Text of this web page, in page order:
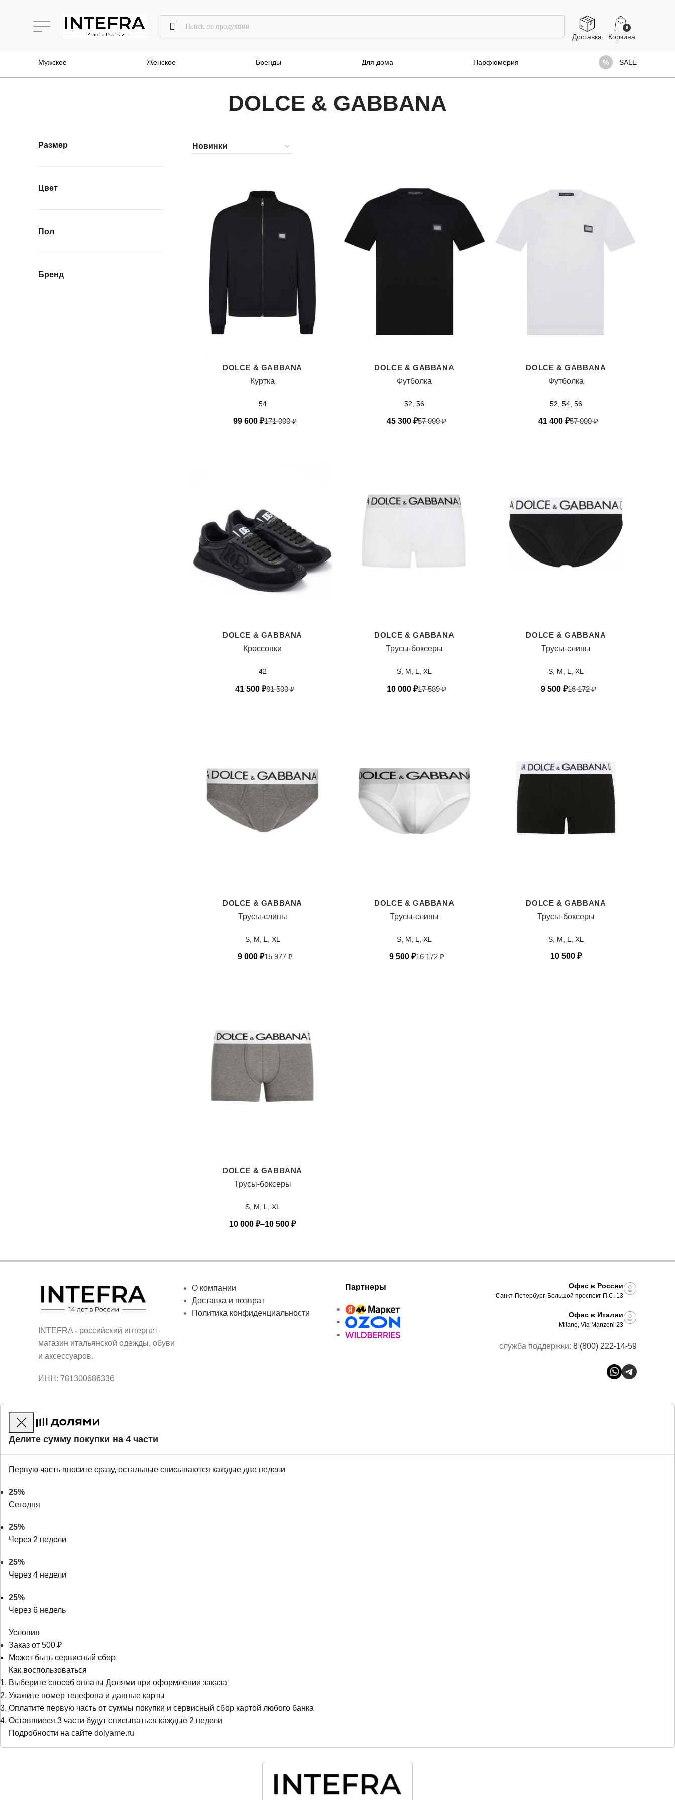
Доставка
0
Мужское Женское Бренды Для дома Парфюмерия SALE
DOLCE & GABBANA
Размер
Цвет
Пол
Бренд
DOLCE & GABBANA
Куртка
54
99 600₽171 000₽
DOLCE & GABBANA
Футболка
52, 56
45 300₽57 000₽
DOLCE & GABBANA
Футболка
52, 54, 56
41 400₽57 000₽
DOLCE & GABBANA
Кроссовки
42
41 500₽81 500₽
DOLCE & GABBANA
Трусы-боксеры
S, M, L, XL
10 000₽17 589₽
DOLCE & GABBANA
Трусы-слипы
S, M, L, XL
9 500 ₽16 172₽
DOLCE & GABBANA
Трусы-слипы
S, M, L, XL
9 000 ₽15 977₽
DOLCE & GABBANA
Трусы-слипы
S, M, L, XL
9 500 ₽16 172₽
DOLCE & GABBANA
Трусы-боксеры
S, M, L, XL
10 500 ₽
DOLCE & GABBANA
Трусы-боксеры
S, M, L, XL
10 000₽–10 500₽
INTEFRA - российский интернет-
магазин итальянской одежды, обуви
и аксессуаров.
ИНН: 781300686336
О компании
Доставка и возврат
Политика конфиденциальности
Партнеры Офис в России
Санкт-Петербург, Большой проспект П.С. 13
Офис в Италии
Milano, Via Manzoni 23
служба поддержки: 8 (800) 222-14-59
Делите сумму покупки на 4 части
Первую часть вносите сразу, остальные списываются каждые две недели
25%
Сегодня
25%
Через 2 недели
25%
Через 4 недели
25%
Через 6 недель
Условия
Заказ от 500 ₽
Может быть сервисный сбор
Как воспользоваться
Выберите способ оплаты Долями при оформлении заказа
Укажите номер телефона и данные карты
Оплатите первую часть от суммы покупки и сервисный сбор картой любого банка
Оставшиеся 3 части будут списываться каждые 2 недели
Подробности на сайте dolyame.ru